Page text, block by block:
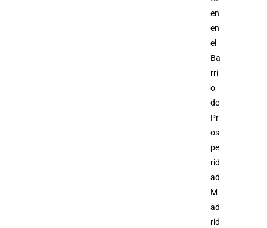
en
en
el
Ba
rri
o
de
Pr
os
pe
rid
ad
M
ad
rid